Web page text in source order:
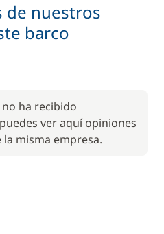
/ semana
90,00 €
/ semana
de nuestros
barco
ha recibido
ver aquí opiniones
misma empresa.